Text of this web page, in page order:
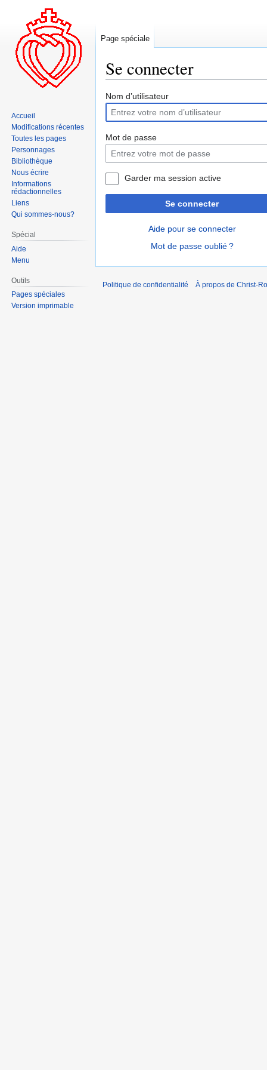
Se connecter
Aller
la
navigation
Aller
la
recherche
Nom d’utilisateur
Mot de passe
Garder ma session active
Se connecter
Aide pour se connecter
Mot de passe oublié ?
Page spéciale
Accueil
Modifications récentes
Toutes les pages
Personnages
Bibliothèque
Nous écrire
Informations
rédactionnelles
Liens
Qui sommes-nous?
Spécial
Aide
Menu
Outils
Pages spéciales
Version imprimable
Politique de confidentialité À propos de Christ-